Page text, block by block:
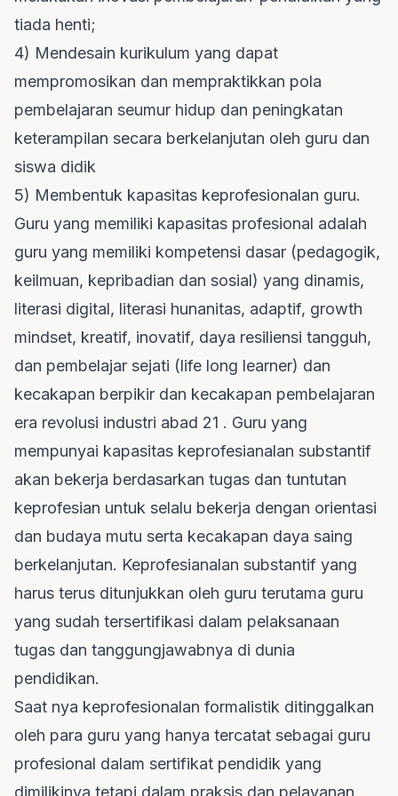
tiada henti;
4) Mendesain kurikulum yang dapat
mempromosikan dan mempraktikkan pola
pembelajaran seumur hidup dan peningkatan
keterampilan secara berkelanjutan oleh guru dan
siswa didik
5) Membentuk kapasitas keprofesionalan guru.
Guru yang memiliki kapasitas profesional adalah
guru yang memiliki kompetensi dasar (pedagogik,
keilmuan, kepribadian dan sosial) yang dinamis,
literasi digital, literasi hunanitas, adaptif, growth
mindset, kreatif, inovatif, daya resiliensi tangguh,
dan pembelajar sejati (life long learner) dan
kecakapan berpikir dan kecakapan pembelajaran
era revolusi industri abad 21 . Guru yang
mempunyai kapasitas keprofesianalan substantif
akan bekerja berdasarkan tugas dan tuntutan
keprofesian untuk selalu bekerja dengan orientasi
dan budaya mutu serta kecakapan daya saing
berkelanjutan. Keprofesianalan substantif yang
harus terus ditunjukkan oleh guru terutama guru
yang sudah tersertifikasi dalam pelaksanaan
tugas dan tanggungjawabnya di dunia
pendidikan.
Saat nya keprofesionalan formalistik ditinggalkan
oleh para guru yang hanya tercatat sebagai guru
profesional dalam sertifikat pendidik yang
dimilikinya tetapi dalam praksis dan pelayanan